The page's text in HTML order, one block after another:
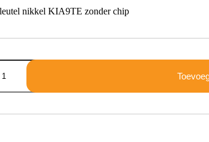
nikkel KIA9TE zonder chip